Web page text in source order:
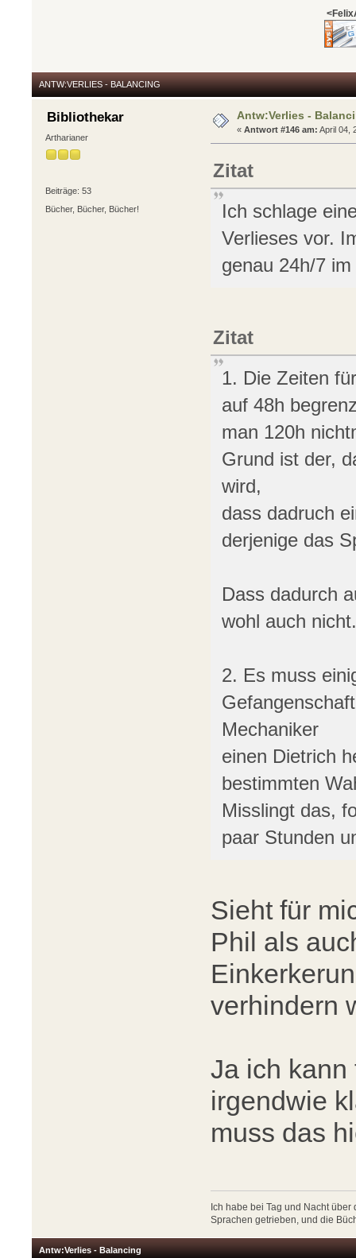
ANTW:VERLIES - BALANCING
Bibliothekar
Artharianer
Beiträge: 53
Bücher, Bücher, Bücher!
Antw:Verlies -
«Antwort #146 am: April 04,
Zitat
Ich schlage
Verlieses vor.
genau 24h/7
Zitat
1. Die Zeiten
auf 48h
man 120h
Grund ist der,
wird,
dass dadruch
derjenige das
Dass dadurch
wohl auch
2. Es muss
Mechaniker
einen Dietrich
bestimmten
Misslingt das,
paar Stunden
Sieht für
Phil als
verhindern
Ja ich kann
irgendwie
muss das
Ich habe bei Tag und Nacht
Sprachen getrieben, und die
Antw:Verlies - Balancing